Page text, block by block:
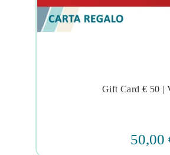

Gift Card € 50 |
50,00